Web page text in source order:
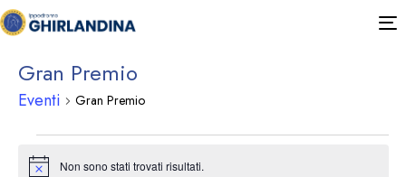
Gran Premio
Eventi Gran Premio
Notice Non sono stati trovati risultati.